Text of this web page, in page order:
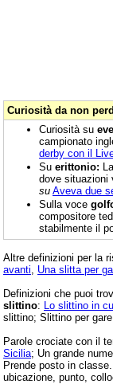
Curiosità da non
Curiosità su
campionato
derby con il
Su erittonio:
dove situazioni
su Aveva due
Sulla voce
compositore
stabilmente il
Altre definizioni per la
avanti
Una slitta per
Definizioni che puoi
slittino: Lo slittino in
slittino; Slittino per gare.
Parole crociate con il
Sicilia; Un grande
Prende posto in
ubicazione, punto,